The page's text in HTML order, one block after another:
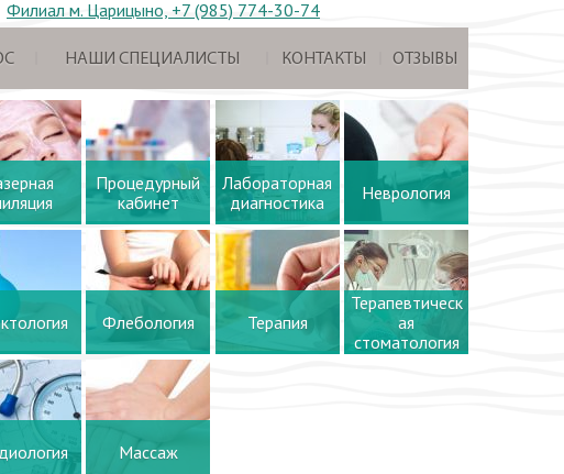
Филиал м. Царицыно, +7 (985) 774-30-74
НАШИ СПЕЦИАЛИСТЫ КОНТАКТЫ ОТЗЫВЫ
Процедурный
кабинет
Лабораторная
диагностика
Неврология
Флебология Терапия
Терапевтическ
ая
стоматология
Массаж